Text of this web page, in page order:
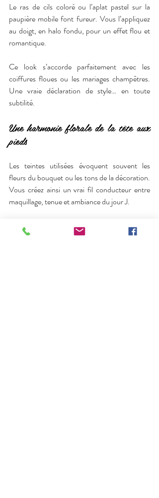
Le ras de cils coloré ou l’aplat pastel sur la
paupière mobile font fureur. Vous l’appliquez
au doigt, en halo fondu, pour un effet flou et
romantique.
Ce look s’accorde parfaitement avec les
coiffures floues ou les mariages champêtres.
Une vraie déclaration de style… en toute
subtilité.
Une harmonie florale de la tête aux
pieds
Les teintes utilisées évoquent souvent les
fleurs du bouquet ou les tons de la décoration.
Vous créez ainsi un vrai fil conducteur entre
maquillage, tenue et ambiance du jour J.
En respectant cette harmonie, votre allure
devient cohérente, fraîche et pleine de